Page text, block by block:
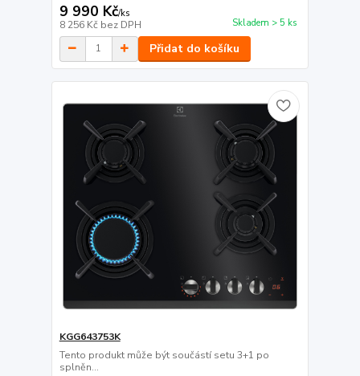
9 990 Kč/ks
8 256 Kč bez DPH Skladem > 5 ks
Přidat do košíku
KGG643753K
Tento produkt může být součástí setu 3+1 po
splněn...